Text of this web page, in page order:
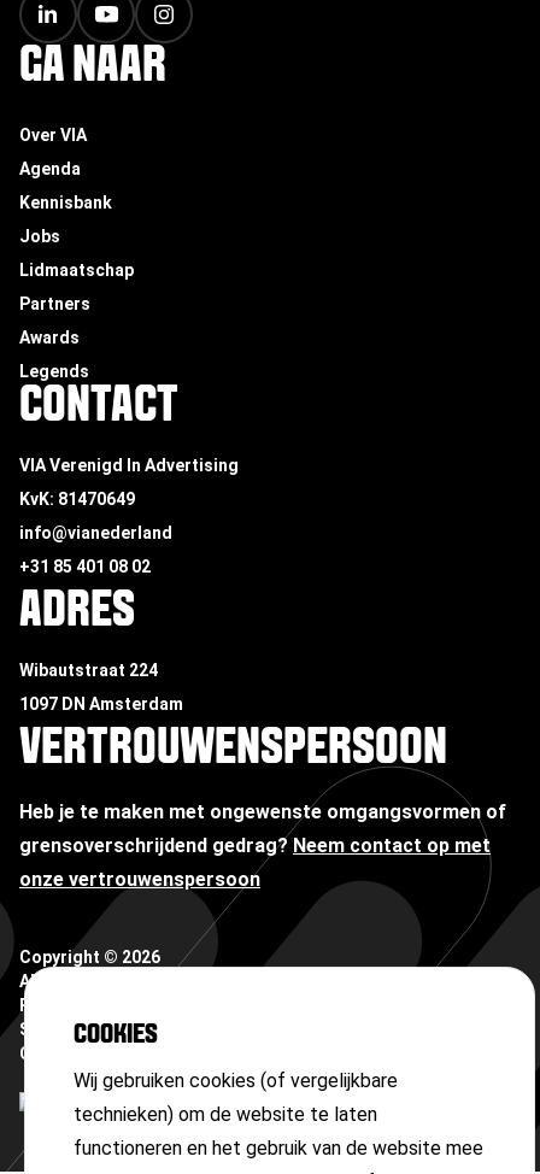
COOKIES
Wij gebruiken cookies (of vergelijkbare
technieken) om de website te laten
functioneren en het gebruik van de website mee
GA NAAR
Over VIA
Agenda
Kennisbank
Jobs
Lidmaatschap
Partners
Awards
Legends
CONTACT
VIA Verenigd In Advertising
KvK: 81470649
info@vianederland
+31 85 401 08 02
ADRES
Wibautstraat 224
1097 DN Amsterdam
VERTROUWENSPERSOON
Heb je te maken met ongewenste omgangsvormen of
grensoverschrijdend gedrag? Neem contact op met
onze vertrouwenspersoon
Copyright © 2026
Algemene voorwaarden
Privacyverklaring
Sitemap
Cookies